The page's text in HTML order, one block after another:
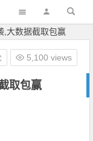
,大数据截取包赢
取包赢
5,100 views